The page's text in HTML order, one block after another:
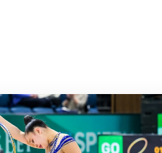
Weltmeisterschaft